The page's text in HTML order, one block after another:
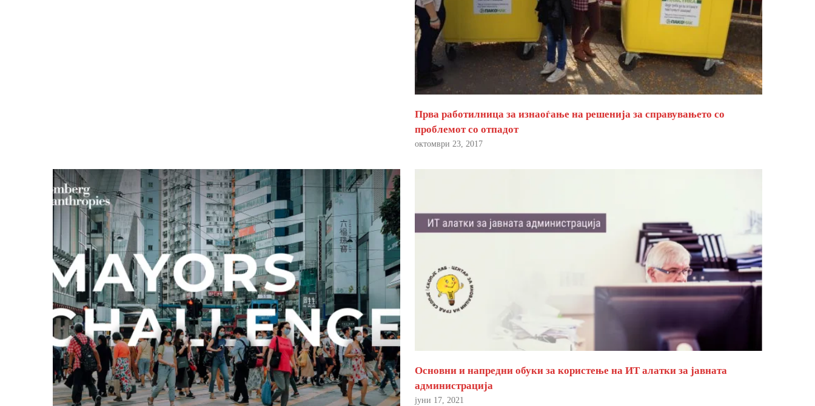
Прва работилница за изнаоѓање на решенија за справувањето со
проблемот со отпадот
октомври 23, 2017
Основни и напредни обуки за користење на ИТ алатки за јавната
администрација
јуни 17, 2021